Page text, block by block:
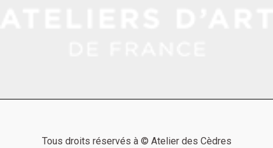
Tous droits réservés à © Atelier des Cèdres